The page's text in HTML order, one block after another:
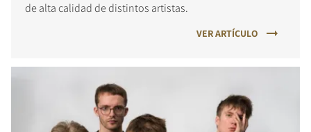
de alta calidad de distintos artistas.
VER ARTÍCULO